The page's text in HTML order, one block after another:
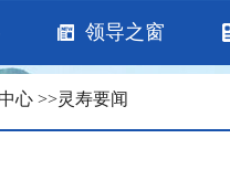
领导之窗
心 >>灵寿要闻